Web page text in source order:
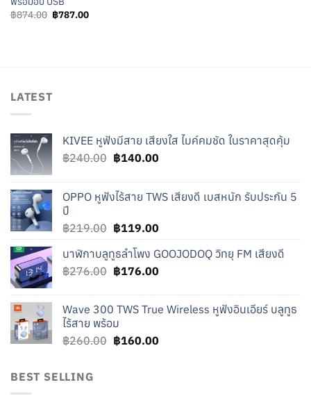
฿874.00 Original
price
฿787.00Current
LATEST
KIVEE หูฟังมีสาย เสียงใส ไมค์คมชัด ในราคาสุดคุ้ม
฿240.00 Original
฿240.00.
฿140.00Current
฿140.00.
OPPO หูฟังไร้สาย TWS เสียงดี เบสหนัก รับประกัน 5
ปี
฿219.00 Original
was:
฿219.00.
฿119.00Current
is:
฿119.00.
นาฬิกาบลูทูธลำโพง GOOJODOQ วิทยุ FM เสียงดี
฿276.00 Original
฿276.00.
฿176.00Current
฿176.00.
Wave 300 TWS True Wireless หูฟังอินเอียร์ บลูทูธ
ไร้สาย พร้อม
฿260.00 Original
฿160.00Current
BEST SELLING